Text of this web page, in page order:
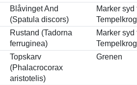
Blåvinget And
(Spatula discors)
Marker syd
Tempelkrog
Rustand (Tadorna
ferruginea)
Marker syd
Tempelkrog
Topskarv
(Phalacrocorax
aristotelis)
Grenen